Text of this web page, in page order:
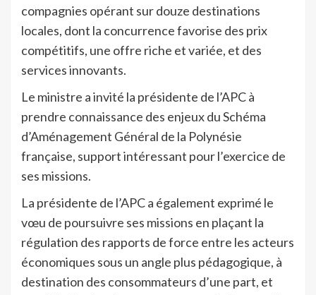
compagnies opérant sur douze destinations
locales, dont la concurrence favorise des prix
compétitifs, une offre riche et variée, et des
services innovants.
Le ministre a invité la présidente de l’APC à
prendre connaissance des enjeux du Schéma
d’Aménagement Général de la Polynésie
française, support intéressant pour l’exercice de
ses missions.
La présidente de l’APC a également exprimé le
vœu de poursuivre ses missions en plaçant la
régulation des rapports de force entre les acteurs
économiques sous un angle plus pédagogique, à
destination des consommateurs d’une part, et